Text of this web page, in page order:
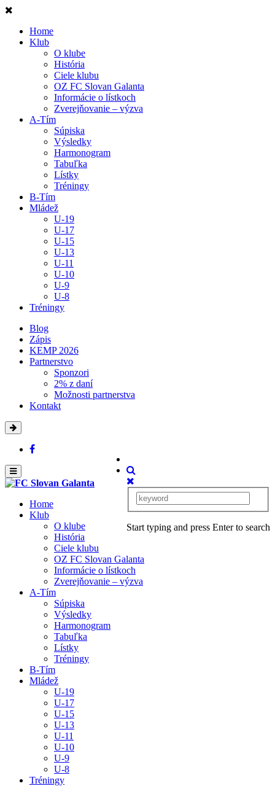
Home
Klub
O klube
História
Ciele klubu
OZ FC Slovan Galanta
Informácie o lístkoch
Zverejňovanie – výzva
A-Tím
Súpiska
Výsledky
Harmonogram
Tabuľka
Lístky
Tréningy
B-Tím
Mládež
U-19
U-17
U-15
U-13
U-11
U-10
U-9
U-8
Tréningy
Blog
Zápis
KEMP 2026
Partnerstvo
Sponzori
2% z daní
Možnosti partnerstva
Kontakt
Start typing and press Enter to search
Home
Klub
O klube
História
Ciele klubu
OZ FC Slovan Galanta
Informácie o lístkoch
Zverejňovanie – výzva
A-Tím
Súpiska
Výsledky
Harmonogram
Tabuľka
Lístky
Tréningy
B-Tím
Mládež
U-19
U-17
U-15
U-13
U-11
U-10
U-9
U-8
Tréningy